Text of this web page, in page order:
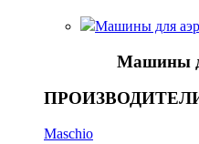
Mашины для
Mашины
Maschio